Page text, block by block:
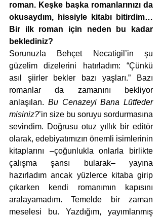
roman. Keşke başka romanlarınızı da
okusaydım, hissiyle kitabı bitirdim…
Bir ilk roman için neden bu kadar
beklediniz?
Sorunuzla Behçet Necatigil’in şu
güzelim dizelerini hatırladım: “Çünkü
asıl şiirler bekler bazı yaşları.” Bazı
romanlar da zamanını bekliyor
anlaşılan. Bu Cenazeyi Bana Lütfeder
misiniz?’in size bu soruyu sordurmasına
sevindim. Doğrusu otuz yıllık bir editör
olarak, edebiyatımızın önemli isimlerinin
kitaplarını –çoğunlukla onlarla birlikte
çalışma şansı bularak– yayına
hazırladım ancak yüzlerce kitaba girip
çıkarken kendi romanımın kapısını
aralayamadım. Temelde bir zaman
meselesi bu. Yazdığım, yayımlanmış